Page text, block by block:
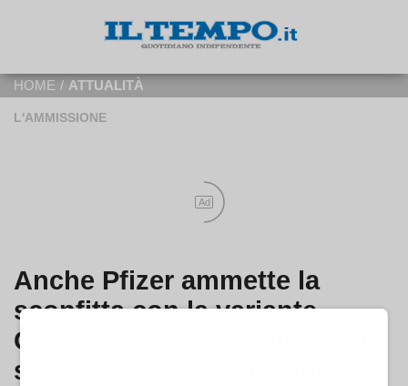
HOME / ATTUALITÀ
L'AMMISSIONE
Ad
Anche Pfizer ammette la
sconfitta con la variante
Omicron: “Infetta i vaccinati,
servirà un nuovo vaccino”